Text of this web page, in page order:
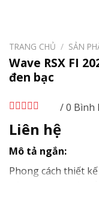
TRANG CHỦ / SẢN
Wave RSX FI
đen bạc
/ 0 Bình
Liên hệ
Mô tả ngắn:
Phong cách thiết
sử dụng. Những